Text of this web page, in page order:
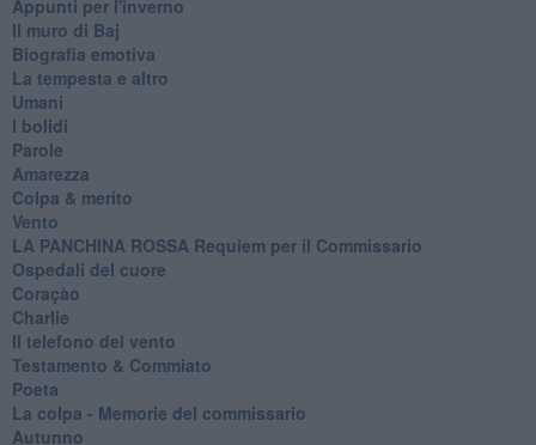
Appunti per l'inverno
Il muro di Baj
Biografia emotiva
La tempesta e altro
Umani
I bolidi
Parole
Amarezza
Colpa & merito
Vento
​LA PANCHINA ROSSA Requiem per il Commissario
Ospedali del cuore
Coraçào
Charlie
Il telefono del vento
Testamento & Commiato
Poeta
​La colpa - Memorie del commissario
Autunno